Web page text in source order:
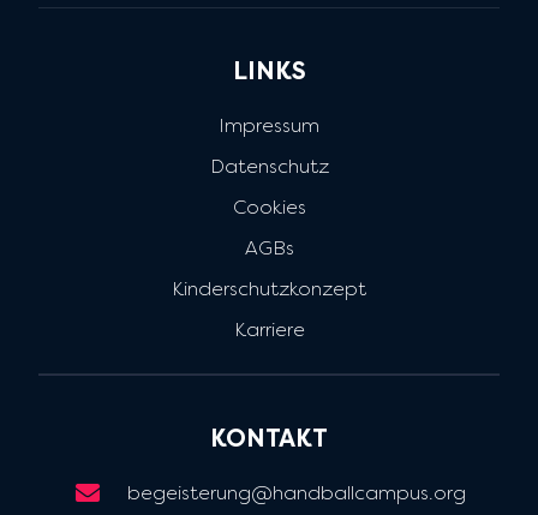
LINKS
Impressum
Datenschutz
Cookies
AGBs
Kinderschutzkonzept
Karriere
KONTAKT
begeisterung@handballcampus.org